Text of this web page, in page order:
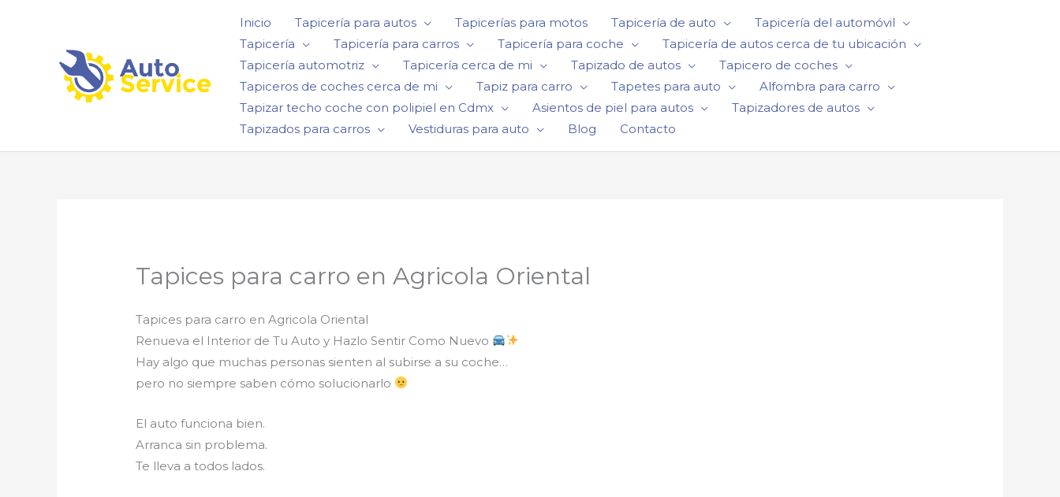
Inicio Tapicería para autos Tapicerías para motos Tapicería de auto
Tapicería del automóvil
Tapicería
Tapicería para carros Tapicería para coche
Tapicería de autos cerca de tu ubicación
Tapicería automotriz
Tapicería cerca de mi Tapizado de autos
Tapicero de coches
Tapiceros de coches cerca de mi
Tapiz para carro Tapetes para auto
Alfombra para carro
Tapizar techo coche con polipiel en Cdmx
Asientos de piel para autos
Tapizadores de autos
Tapizados para carros
Vestiduras para auto Blog Contacto
Tapices para carro en Agricola Oriental
Tapices para carro en Agricola Oriental
Renueva el Interior de Tu Auto y Hazlo Sentir Como Nuevo
Hay algo que muchas personas sienten al subirse a su coche…
pero no siempre saben cómo solucionarlo
El auto funciona bien.
Arranca sin problema.
Te lleva a todos lados.